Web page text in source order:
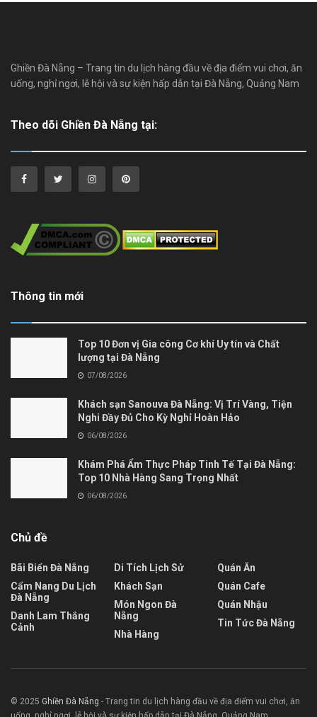
Ghiền Đà Nẵng – Trang tin du lịch hàng đầu về địa điểm vui chơi, ăn
uống, nghỉ ngơi, lễ hội và sự kiện hấp dẫn tại Đà Nẵng, Quảng Nam
Theo dõi Ghiền Đà Nẵng tại:
Thông tin mới
Top 10 Đơn vị Gia công Cơ khí Uy tín và Chất
lượng tại Đà Nẵng
07/08/2026
Khách sạn Sanouva Đà Nẵng: Vị Trí Vàng, Tiện
Nghi Đầy Đủ Cho Kỳ Nghỉ Hoàn Hảo
06/08/2026
Khám Phá Ẩm Thực Pháp Tinh Tế Tại Đà Nẵng:
Top 10 Nhà Hàng Sang Trọng Nhất
06/08/2026
Chủ đề
Bãi Biển Đà Nẵng
Cẩm Nang Du Lịch
Đà Nẵng
Danh Lam Thắng
Cảnh
Di Tích Lịch Sử
Khách Sạn
Món Ngon Đà
Nẵng
Nhà Hàng
Quán Ăn
Quán Cafe
Quán Nhậu
Tin Tức Đà Nẵng
© 2025 Ghiền Đà Nẵng - Trang tin du lịch hàng đầu về địa điểm vui chơi, ăn